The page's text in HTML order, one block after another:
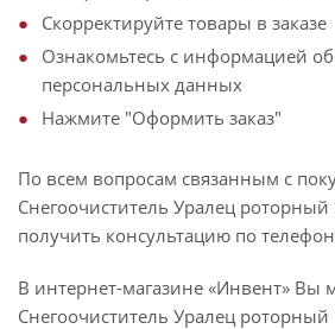
Скорректируйте товары в заказе
Ознакомьтесь с информацией
персональных данных
Нажмите "Оформить заказ"
По всем вопросам связанным с
Снегоочиститель Уралец
получить консультацию по
В интернет-магазине «Инвент» Вы
Снегоочиститель Уралец